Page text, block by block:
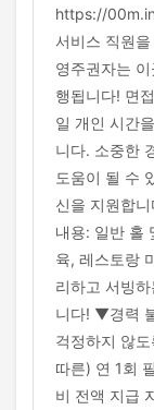
https://
서비스 직원
영주권자는
행됩니다! 면
일 개인 시간
니다. 소중한
도움이 될 수
신을 지원합
내용: 일반 홀
육, 레스토랑
리하고 서빙
니다! ▼경력
걱정하지 않
따른) 연 1회
비 전액 지급